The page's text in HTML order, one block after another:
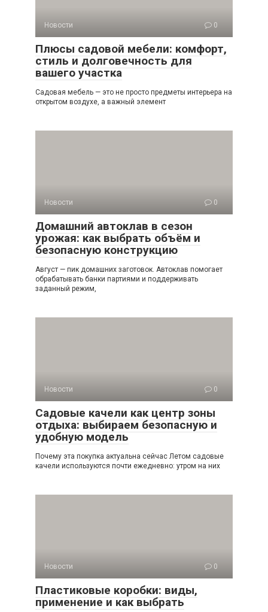
Новости 0
Плюсы садовой мебели: комфорт,
стиль и долговечность для
вашего участка
Садовая мебель — это не просто предметы интерьера на
открытом воздухе, а важный элемент
Новости 0
Домашний автоклав в сезон
урожая: как выбрать объём и
безопасную конструкцию
Август — пик домашних заготовок. Автоклав помогает
обрабатывать банки партиями и поддерживать
заданный режим,
Новости 0
Садовые качели как центр зоны
отдыха: выбираем безопасную и
удобную модель
Почему эта покупка актуальна сейчас Летом садовые
качели используются почти ежедневно: утром на них
Новости 0
Пластиковые коробки: виды,
применение и как выбрать